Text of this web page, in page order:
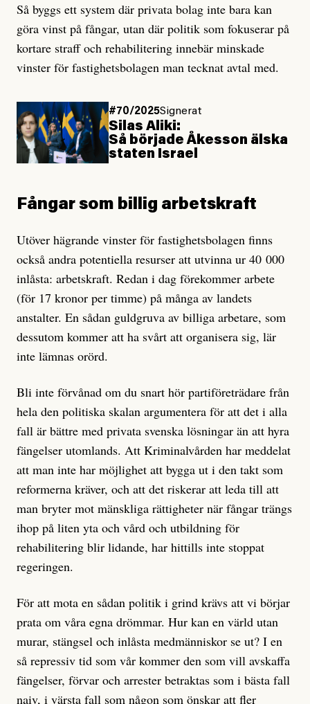
Så byggs ett system där privata bolag inte bara kan
göra vinst på fångar, utan där politik som fokuserar på
kortare straff och rehabilitering innebär minskade
vinster för fastighetsbolagen man tecknat avtal med.
#70/2025Signerat
Silas Aliki:
Så började Åkesson älska
staten Israel
Fångar som billig arbetskraft
Utöver hägrande vinster för fastighetsbolagen finns
också andra potentiella resurser att utvinna ur 40 000
inlåsta: arbetskraft. Redan i dag förekommer arbete
(för 17 kronor per timme) på många av landets
anstalter. En sådan guldgruva av billiga arbetare, som
dessutom kommer att ha svårt att organisera sig, lär
inte lämnas orörd.
Bli inte förvånad om du snart hör partiföreträdare från
hela den politiska skalan argumentera för att det i alla
fall är bättre med privata svenska lösningar än att hyra
fängelser utomlands. Att Kriminalvården har meddelat
att man inte har möjlighet att bygga ut i den takt som
reformerna kräver, och att det riskerar att leda till att
man bryter mot mänskliga rättigheter när fångar trängs
ihop på liten yta och vård och utbildning för
rehabilitering blir lidande, har hittills inte stoppat
regeringen.
För att mota en sådan politik i grind krävs att vi börjar
prata om våra egna drömmar. Hur kan en värld utan
murar, stängsel och inlåsta medmänniskor se ut? I en
så repressiv tid som vår kommer den som vill avskaffa
fängelser, förvar och arrester betraktas som i bästa fall
naiv, i värsta fall som någon som önskar att fler